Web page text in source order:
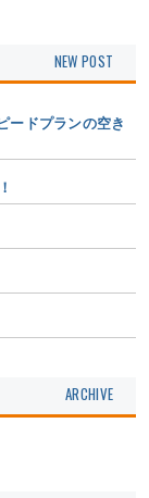
ードプランの空き